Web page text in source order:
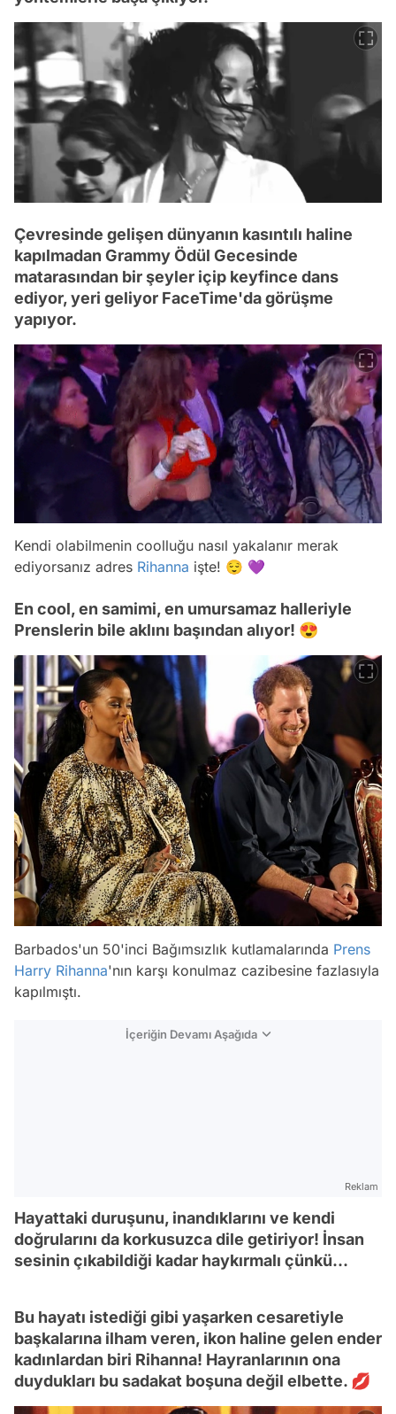
Çevresinde gelişen dünyanın kasıntılı haline
kapılmadan Grammy Ödül Gecesinde
matarasından bir şeyler içip keyfince dans
ediyor, yeri geliyor FaceTime'da görüşme
yapıyor.
Kendi olabilmenin coolluğu nasıl yakalanır merak
ediyorsanız adres Rihanna işte! 😌 💜
En cool, en samimi, en umursamaz halleriyle
Prenslerin bile aklını başından alıyor! 😍
Barbados'un 50'inci Bağımsızlık kutlamalarında Prens
Harry Rihanna'nın karşı konulmaz cazibesine fazlasıyla
kapılmıştı.
İçeriğin Devamı Aşağıda
Reklam
Hayattaki duruşunu, inandıklarını ve kendi
doğrularını da korkusuzca dile getiriyor! İnsan
sesinin çıkabildiği kadar haykırmalı çünkü...
Bu hayatı istediği gibi yaşarken cesaretiyle
başkalarına ilham veren, ikon haline gelen ender
kadınlardan biri Rihanna! Hayranlarının ona
duydukları bu sadakat boşuna değil elbette. 💋